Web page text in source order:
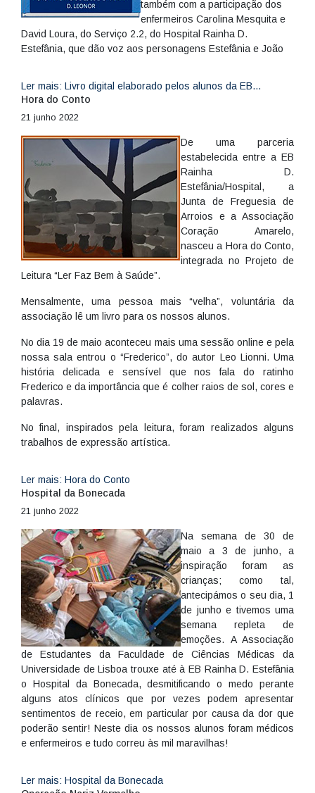
também com a participação dos
enfermeiros Carolina Mesquita e
David Loura, do Serviço 2.2, do Hospital Rainha D.
Estefânia, que dão voz aos personagens Estefânia e João
Ler mais: Livro digital elaborado pelos alunos da EB...
Hora do Conto
21 junho 2022
De uma parceria
estabelecida entre a EB
Rainha D.
Estefânia/Hospital, a
Junta de Freguesia de
Arroios e a Associação
Coração Amarelo,
nasceu a Hora do Conto,
integrada no Projeto de
Leitura “Ler Faz Bem à Saúde”.
Mensalmente, uma pessoa mais “velha”, voluntária da
associação lê um livro para os nossos alunos.
No dia 19 de maio aconteceu mais uma sessão online e pela
nossa sala entrou o “Frederico”, do autor Leo Lionni. Uma
história delicada e sensível que nos fala do ratinho
Frederico e da importância que é colher raios de sol, cores e
palavras.
No final, inspirados pela leitura, foram realizados alguns
trabalhos de expressão artística.
Ler mais: Hora do Conto
Hospital da Bonecada
21 junho 2022
Na semana de 30 de
maio a 3 de junho, a
inspiração foram as
crianças; como tal,
antecipámos o seu dia, 1
de junho e tivemos uma
semana repleta de
emoções. A Associação
de Estudantes da Faculdade de Ciências Médicas da
Universidade de Lisboa trouxe até à EB Rainha D. Estefânia
o Hospital da Bonecada, desmitificando o medo perante
alguns atos clínicos que por vezes podem apresentar
sentimentos de receio, em particular por causa da dor que
poderão sentir! Neste dia os nossos alunos foram médicos
e enfermeiros e tudo correu às mil maravilhas!
Ler mais: Hospital da Bonecada